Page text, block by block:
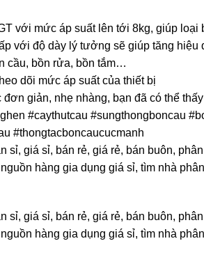
với mức áp suất lên tới 8kg, giúp loại
với độ dày lý tưởng sẽ giúp tăng hiệu
cầu, bồn rửa, bồn tắm…
dõi mức áp suất của thiết bị
giản, nhẹ nhàng, bạn đã có thể
#caythutcau #sungthongboncau
#thongtacboncaucucmanh
sỉ, giá sỉ, bán rẻ, giá rẻ, bán buôn,
hàng gia dụng giá sỉ, tìm nhà
sỉ, giá sỉ, bán rẻ, giá rẻ, bán buôn,
hàng gia dụng giá sỉ, tìm nhà